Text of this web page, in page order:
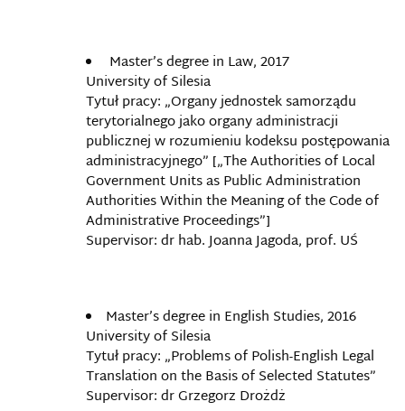
Master’s degree in Law, 2017
University of Silesia
Tytuł pracy: „Organy jednostek samorządu
terytorialnego jako organy administracji
publicznej w rozumieniu kodeksu postępowania
administracyjnego” [„The Authorities of Local
Government Units as Public Administration
Authorities Within the Meaning of the Code of
Administrative Proceedings”]
Supervisor: dr hab. Joanna Jagoda, prof. UŚ
Master’s degree in English Studies, 2016
University of Silesia
Tytuł pracy: „Problems of Polish-English Legal
Translation on the Basis of Selected Statutes”
Supervisor: dr Grzegorz Drożdż